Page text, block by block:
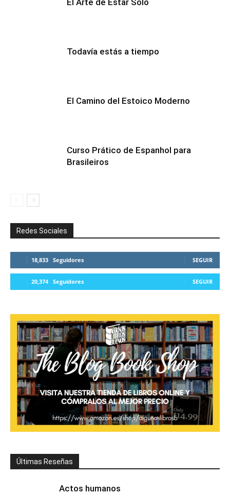
Todavía estás a tiempo
El Camino del Estoico Moderno
Curso Prático de Espanhol para
Brasileiros
Redes Sociales
18,833 Seguidores SEGUIR
20,374 Seguidores SEGUIR
Últimas Reseñas
Actos humanos